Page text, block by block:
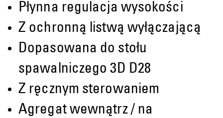
Płynna regulacja wysokości
Z ochronną listwą wyłączającą
Dopasowana do stołu
spawalniczego 3D D28
Z ręcznym sterowaniem
Agregat wewnątrz / na